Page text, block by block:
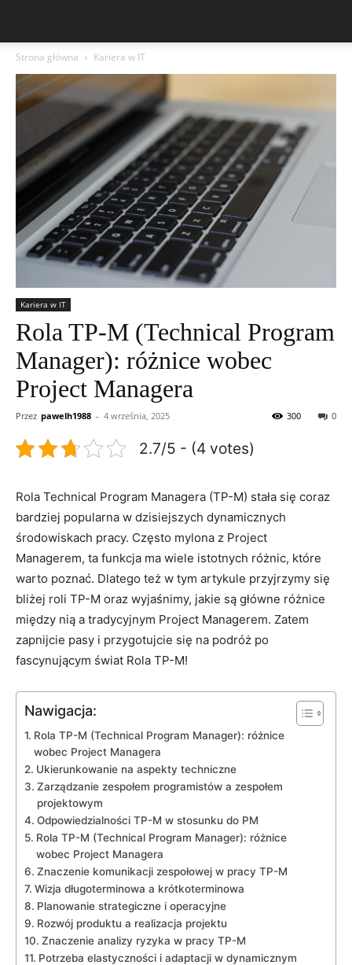
Strona główna Kariera w IT
Kariera w IT
Rola TP-M (Technical Program
Manager): różnice wobec
Project Managera
Przez pawelh1988 - 4 września, 2025 0
300
2.7/5 - (4 votes)
Rola Technical Program Managera (TP-M) stała się coraz ​
bardziej popularna ‌w dzisiejszych dynamicznych
środowiskach pracy. ⁤Często mylona z Project
Managerem, ta funkcja ma wiele istotnych różnic, które
warto poznać.‍ Dlatego też w tym artykule ​przyjrzymy się⁤
bliżej roli TP-M ‌oraz ​wyjaśnimy, jakie są główne⁤ różnice
między nią a ⁤tradycyjnym Project Managerem.‍ Zatem
zapnijcie‍ pasy i⁣ przygotujcie się ⁤na podróż po
fascynującym świat Rola​ TP-M!
Nawigacja:
Rola​ TP-M ‍(Technical Program Manager): różnice​
wobec Project Managera
Ukierunkowanie na aspekty ‌techniczne
Zarządzanie zespołem programistów a zespołem
projektowym
Odpowiedzialności TP-M ⁢w stosunku do PM
Rola TP-M (Technical Program Manager): różnice
‌wobec Project⁤ Managera
Znaczenie ‍komunikacji zespołowej ⁢w pracy ⁤TP-M
Wizja ⁣długoterminowa a krótkoterminowa
Planowanie strategiczne i operacyjne
Rozwój ‌produktu a realizacja projektu
Znaczenie⁤ analizy ryzyka​ w pracy ⁣TP-M
Potrzeba elastyczności ‍i adaptacji ⁣w dynamicznym